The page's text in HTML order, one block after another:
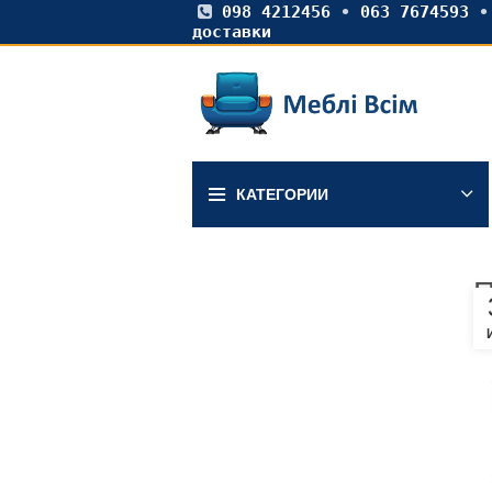
098 4212456• 063 7674593
доставки
КАТЕГОРИИ